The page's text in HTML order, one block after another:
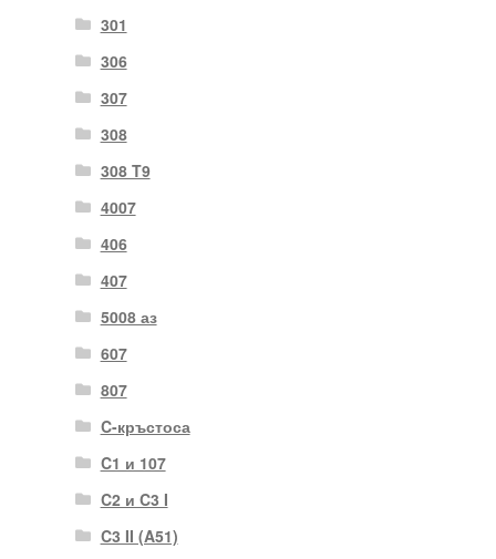
301
306
307
308
308 T9
4007
406
407
5008 аз
607
807
C-кръстоса
C1 и 107
C2 и C3 I
C3 II (A51)